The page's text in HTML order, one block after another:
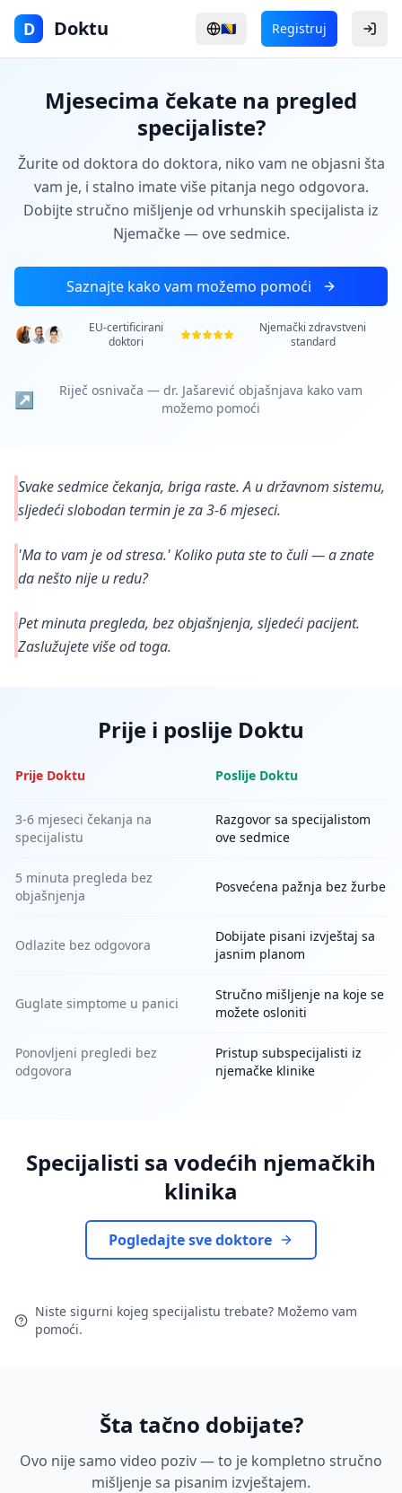
D Doktu 🇧🇦 Registruj
Mjesecima čekate na pregled
specijaliste?
Žurite od doktora do doktora, niko vam ne objasni šta
vam je, i stalno imate više pitanja nego odgovora.
Dobijte stručno mišljenje od vrhunskih specijalista iz
Njemačke — ove sedmice.
Saznajte kako vam možemo pomoći
EU-certificirani
doktori
Njemački zdravstveni
standard
↗
Riječ osnivača — dr. Jašarević objašnjava kako vam
možemo pomoći
Svake sedmice čekanja, briga raste. A u državnom sistemu,
sljedeći slobodan termin je za 3-6 mjeseci.
'Ma to vam je od stresa.' Koliko puta ste to čuli — a znate
da nešto nije u redu?
Pet minuta pregleda, bez objašnjenja, sljedeći pacijent.
Zaslužujete više od toga.
Prije i poslije Doktu
Prije Doktu Poslije Doktu
3-6 mjeseci čekanja na
specijalistu
Razgovor sa specijalistom
ove sedmice
5 minuta pregleda bez
objašnjenja
Posvećena pažnja bez žurbe
Odlazite bez odgovora
Dobijate pisani izvještaj sa
jasnim planom
Guglate simptome u panici
Stručno mišljenje na koje se
možete osloniti
Ponovljeni pregledi bez
odgovora
Pristup subspecijalisti iz
njemačke klinike
Specijalisti sa vodećih njemačkih
klinika
Pogledajte sve doktore
Niste sigurni kojeg specijalistu trebate? Možemo vam
pomoći.
Šta tačno dobijate?
Ovo nije samo video poziv — to je kompletno stručno
mišljenje sa pisanim izvještajem.